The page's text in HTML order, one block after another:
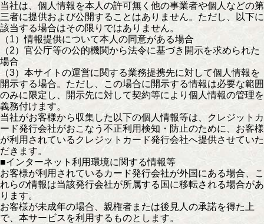
当社は、個人情報を本人の許可無く他の事業者や個人などの第
三者に提供および公開することはありません。ただし、以下に
該当する場合はその限りではありません。
（1）情報提供について本人の同意がある場合
（2）官公庁等の公的機関から法令に基づき開示を求められた
場合
（3）本サイトの運営に関する業務提携先に対して個人情報を
開示する場合。ただし、この場合に開示する情報は必要な範囲
のみに限定し、開示先に対して契約等により個人情報の管理を
義務付けます。
当社がお客様から収集した以下の個人情報等は、クレジットカ
ード発行会社がおこなう不正利用検知・防止のために、お客様
が利用されているクレジットカード発行会社へ提供させていた
だきます。
■インターネット利用環境に関する情報等
お客様が利用されているカード発行会社が外国にある場合、こ
れらの情報は当該発行会社が所属する国に移転される場合があ
ります。
お客様が未成年の場合、親権者または後見人の承諾を得た上
で、本サービスを利用するものとします。